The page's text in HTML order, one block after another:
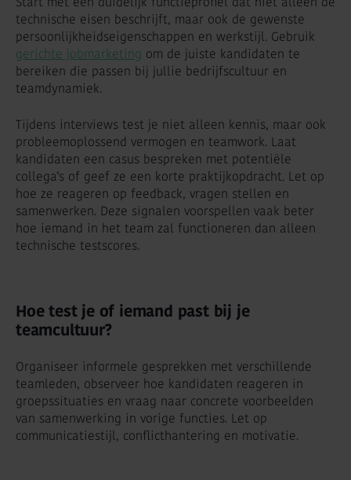
technische eisen beschrijft, maar ook de gewenste
persoonlijkheidseigenschappen en werkstijl. Gebruik
gerichte jobmarketing om de juiste kandidaten te
bereiken die passen bij jullie bedrijfscultuur en
teamdynamiek.
Tijdens interviews test je niet alleen kennis, maar ook
probleemoplossend vermogen en teamwork. Laat
kandidaten een casus bespreken met potentiële
collega’s of geef ze een korte praktijkopdracht. Let op
hoe ze reageren op feedback, vragen stellen en
samenwerken. Deze signalen voorspellen vaak beter
hoe iemand in het team zal functioneren dan alleen
technische testscores.
Hoe test je of iemand past bij je
teamcultuur?
Organiseer informele gesprekken met verschillende
teamleden, observeer hoe kandidaten reageren in
groepssituaties en vraag naar concrete voorbeelden
van samenwerking in vorige functies. Let op
communicatiestijl, conflicthantering en motivatie.